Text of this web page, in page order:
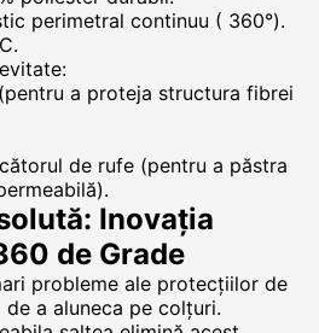
perimetral continuu ( 360°).
a proteja structura fibrei
de rufe (pentru a păstra
Inovația
de Grade
probleme ale protecțiilor de
a aluneca pe colțuri.